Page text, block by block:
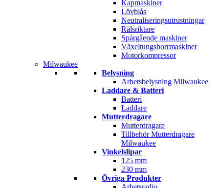
Kapmaskiner
Lövblås
Neutraliseringsutrustningar
Rälsriktare
Spårgående maskiner
Växeltungsborrmaskiner
Motorkompressor
Milwaukee
Belysning
Arbetsbelysning Milwaukee
Laddare & Batteri
Batteri
Laddare
Mutterdragare
Mutterdragare
Tillbehör Mutterdragare
Milwaukee
Vinkelslipar
125 mm
230 mm
Övriga Produkter